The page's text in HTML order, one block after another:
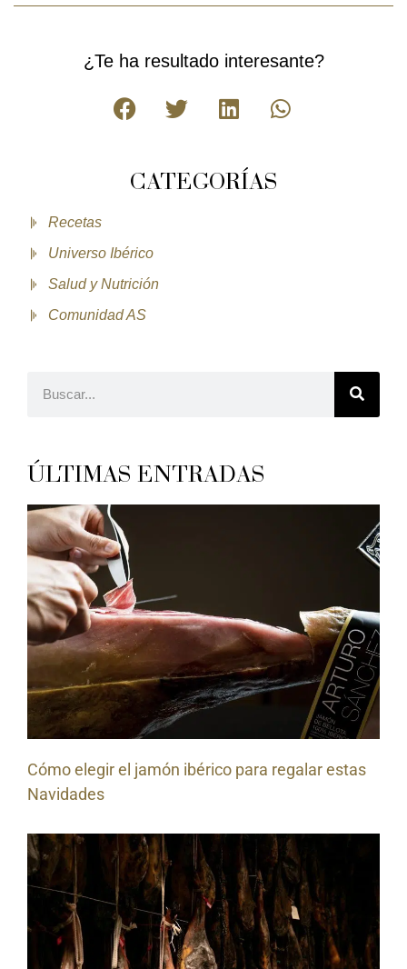
¿Te ha resultado interesante?
CATEGORÍAS
Recetas
Universo Ibérico
Salud y Nutrición
Comunidad AS
ÚLTIMAS ENTRADAS
Cómo elegir el jamón ibérico para regalar estas
Navidades